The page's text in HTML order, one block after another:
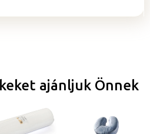
ajánljuk Önnek